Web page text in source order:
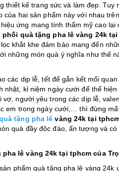
thiết kế trang sức và làm đẹp. Tuy
hai sản phẩm này với nhau
ứng mang tính thẩm mỹ cao lại
quà tặng pha lê vàng 24k
khắt khe đảm bảo mang đến
những món quà ý nghĩa như thế
các dịp lễ, tết để gắn kết mối
kỉ niệm ngày cưới để thể
người yêu trong các dịp lễ,
em trong ngày cưới,… thì đừng
tặng pha lê vàng 24k tại
quà đầy độc đáo, ấn tượng và
lê vàng 24k tại tphcm của
phẩm quà tặng pha lê vàng 24k